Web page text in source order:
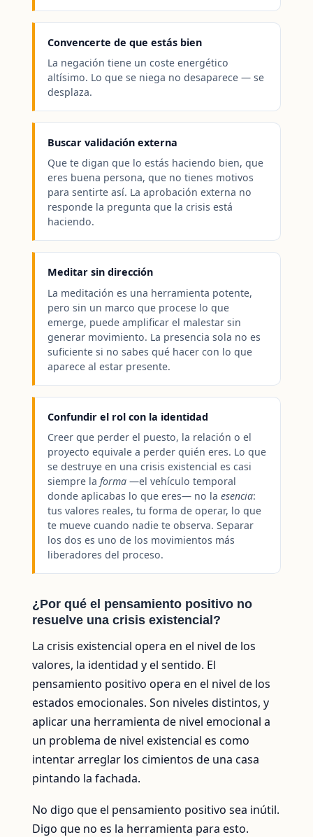
Convencerte de que estás bien
La negación tiene un coste energético
altísimo. Lo que se niega no desaparece — se
desplaza.
Buscar validación externa
Que te digan que lo estás haciendo bien, que
eres buena persona, que no tienes motivos
para sentirte así. La aprobación externa no
responde la pregunta que la crisis está
haciendo.
Meditar sin dirección
La meditación es una herramienta potente,
pero sin un marco que procese lo que
emerge, puede amplificar el malestar sin
generar movimiento. La presencia sola no es
suficiente si no sabes qué hacer con lo que
aparece al estar presente.
Confundir el rol con la identidad
Creer que perder el puesto, la relación o el
proyecto equivale a perder quién eres. Lo que
se destruye en una crisis existencial es casi
siempre la forma—el vehículo temporal
donde aplicabas lo que eres— no la esencia:
tus valores reales, tu forma de operar, lo que
te mueve cuando nadie te observa. Separar
los dos es uno de los movimientos más
liberadores del proceso.
¿Por qué el pensamiento positivo no
resuelve una crisis existencial?
La crisis existencial opera en el nivel de los
valores, la identidad y el sentido. El
pensamiento positivo opera en el nivel de los
estados emocionales. Son niveles distintos, y
aplicar una herramienta de nivel emocional a
un problema de nivel existencial es como
intentar arreglar los cimientos de una casa
pintando la fachada.
No digo que el pensamiento positivo sea inútil.
Digo que no es la herramienta para esto.